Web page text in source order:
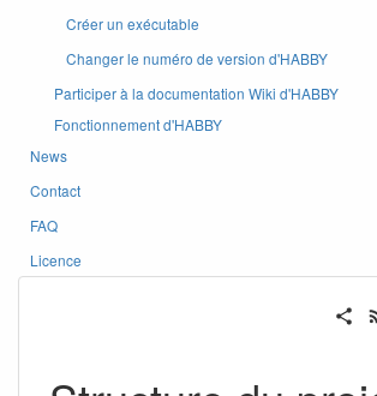
Créer un exécutable
Changer le numéro de version d'HABBY
Participer à la documentation Wiki d'HABBY
Fonctionnement d'HABBY
News
Contact
FAQ
Licence